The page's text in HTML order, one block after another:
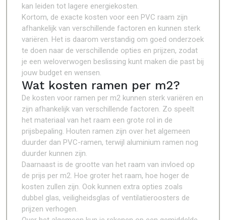
kan leiden tot lagere energiekosten.
Kortom, de exacte kosten voor een PVC raam zijn
afhankelijk van verschillende factoren en kunnen sterk
variëren. Het is daarom verstandig om goed onderzoek
te doen naar de verschillende opties en prijzen, zodat
je een weloverwogen beslissing kunt maken die past bij
jouw budget en wensen.
Wat kosten ramen per m2?
De kosten voor ramen per m2 kunnen sterk variëren en
zijn afhankelijk van verschillende factoren. Zo speelt
het materiaal van het raam een grote rol in de
prijsbepaling. Houten ramen zijn over het algemeen
duurder dan PVC-ramen, terwijl aluminium ramen nog
duurder kunnen zijn.
Daarnaast is de grootte van het raam van invloed op
de prijs per m2. Hoe groter het raam, hoe hoger de
kosten zullen zijn. Ook kunnen extra opties zoals
dubbel glas, veiligheidsglas of ventilatieroosters de
prijzen verhogen.